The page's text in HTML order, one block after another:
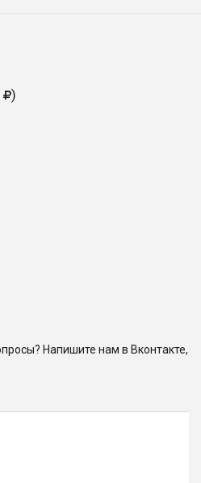
)
Напишите нам в Вконтакте,